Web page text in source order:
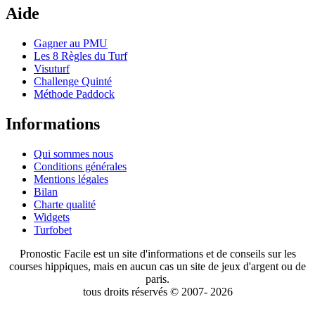
Aide
Gagner au PMU
Les 8 Règles du Turf
Visuturf
Challenge Quinté
Méthode Paddock
Informations
Qui sommes nous
Conditions générales
Mentions légales
Bilan
Charte qualité
Widgets
Turfobet
Pronostic Facile est un site d'informations et de conseils sur les
courses hippiques, mais en aucun cas un site de jeux d'argent ou de
paris.
tous droits réservés © 2007- 2026